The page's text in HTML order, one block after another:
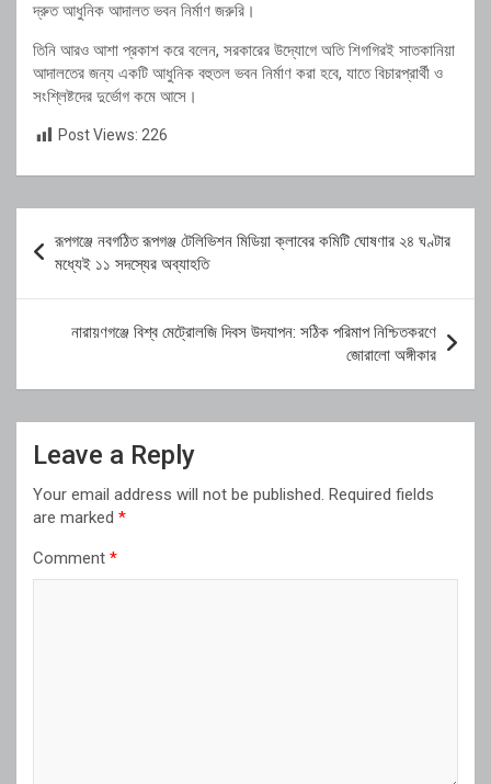
দ্রুত আধুনিক আদালত ভবন নির্মাণ জরুরি।
তিনি আরও আশা প্রকাশ করে বলেন, সরকারের উদ্যোগে অতি শিগগিরই সাতকানিয়া
আদালতের জন্য একটি আধুনিক বহুতল ভবন নির্মাণ করা হবে, যাতে বিচারপ্রার্থী ও
সংশ্লিষ্টদের দুর্ভোগ কমে আসে।
Post Views: 226
navigation
রূপগঞ্জে নবগঠিত রূপগঞ্জ টেলিভিশন মিডিয়া ক্লাবের কমিটি ঘোষণার ২৪ ঘণ্টার
মধ্যেই ১১ সদস্যের অব্যাহতি
নারায়ণগঞ্জে বিশ্ব মেট্রোলজি দিবস উদযাপন: সঠিক পরিমাপ নিশ্চিতকরণে
জোরালো অঙ্গীকার
Leave a Reply
Your email address will not be published. Required fields
are marked *
Comment *